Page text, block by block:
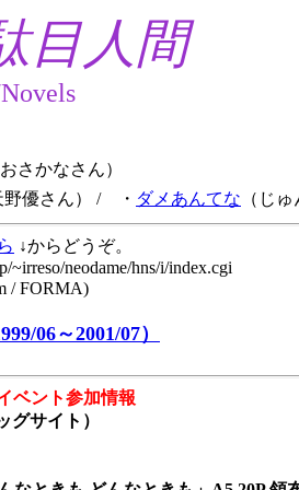
目人間
おさかなさん）
野優さん） / ・ ダメあんてな （じ
↓からどうぞ。
neodame/hns/i/index.cgi
/ FORMA)
06～2001/07）
ベント参加情報
サイト）